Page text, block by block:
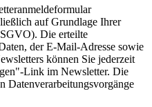
auf Grundlage Ihrer
Die erteilte
der E-Mail-Adresse sowie
können Sie jederzeit
Link im Newsletter. Die
Datenverarbeitungsvorgänge